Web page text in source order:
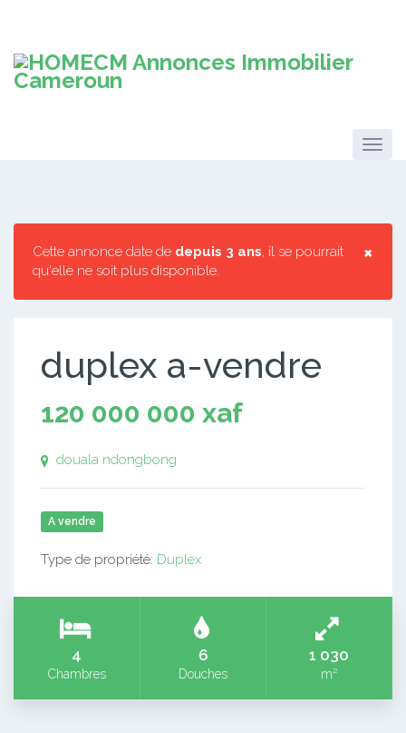
×
Cette annonce date de depuis 3 ans, il se pourrait
qu'elle ne soit plus disponible.
duplex a-vendre
120 000 000 xaf
douala ndongbong
A vendre
Type de propriété: Duplex
4
Chambres
6
Douches
1 030
m²